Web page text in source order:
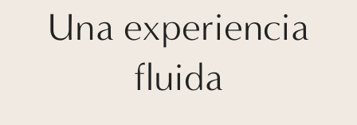
Una experiencia
fluida